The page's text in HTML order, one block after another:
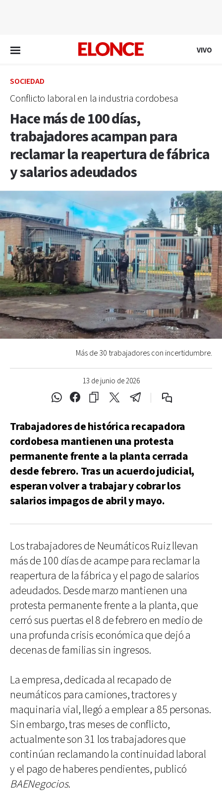
VIVO
SOCIEDAD
Conflicto laboral en la industria cordobesa
Hace más de 100 días,
trabajadores acampan para
reclamar la reapertura de fábrica
y salarios adeudados
13 de junio de 2026
Más de 30 trabajadores con incertidumbre.
Trabajadores de histórica recapadora
cordobesa mantienen una protesta
permanente frente a la planta cerrada
desde febrero. Tras un acuerdo judicial,
esperan volver a trabajar y cobrar los
salarios impagos de abril y mayo.
Los trabajadores de Neumáticos Ruiz llevan
más de 100 días de acampe para reclamar la
reapertura de la fábrica y el pago de salarios
adeudados. Desde marzo mantienen una
protesta permanente frente a la planta, que
cerró sus puertas el 8 de febrero en medio de
una profunda crisis económica que dejó a
decenas de familias sin ingresos.
La empresa, dedicada al recapado de
neumáticos para camiones, tractores y
maquinaria vial, llegó a emplear a 85 personas.
Sin embargo, tras meses de conflicto,
actualmente son 31 los trabajadores que
continúan reclamando la continuidad laboral
y el pago de haberes pendientes, publicó
BAENegocios.